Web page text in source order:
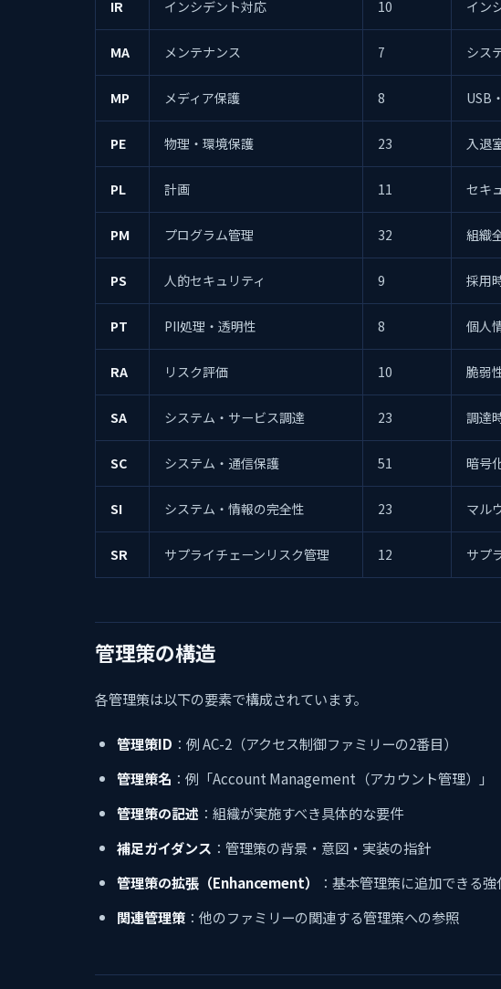
IR インシデント対応 10 イン
MA メンテナンス 7 シス
MP メディア保護 8 USB
PE 物理・環境保護 23 入退
PL 計画 11 セキ
PM プログラム管理 32 組織
PS 人的セキュリティ 9 採用
PT PII処理・透明性 8 個人
RA リスク評価 10 脆弱
SA システム・サービス調達 23 調達
SC システム・通信保護 51 暗号
SI システム・情報の完全性 23 マル
SR サプライチェーンリスク管理 12 サプ
管理策の構造
各管理策は以下の要素で構成されています。
管理策ID ：例 AC-2（アクセス制御ファミリーの2番目）
管理策名 ：例「Account Management（アカウント管理）」
管理策の記述 ：組織が実施すべき具体的な要件
補足ガイダンス ：管理策の背景・意図・実装の指針
管理策の拡張（Enhancement）
：基本管理策に追加できる
関連管理策 ：他のファミリーの関連する管理策への参照